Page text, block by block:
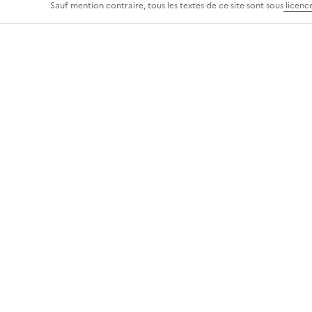
Sauf mention contraire, tous les textes de ce site sont sous